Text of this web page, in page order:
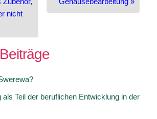
nicht
als Teil der beruflichen Entwicklung in der